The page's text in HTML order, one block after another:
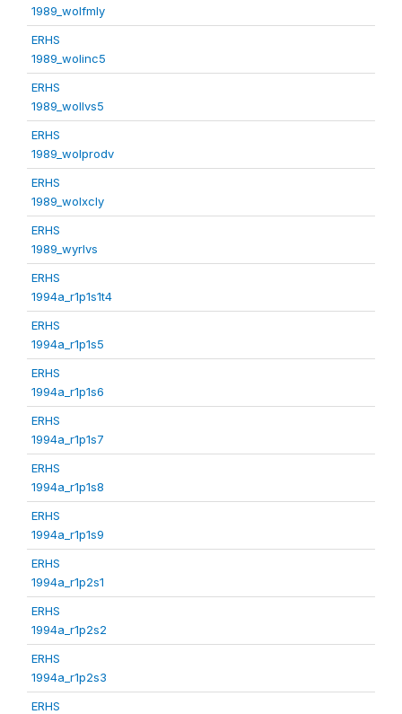
1989_wolfmly
ERHS
1989_wolinc5
ERHS
1989_wollvs5
ERHS
1989_wolprodv
ERHS
1989_wolxcly
ERHS
1989_wyrlvs
ERHS
1994a_r1p1s1t4
ERHS
1994a_r1p1s5
ERHS
1994a_r1p1s6
ERHS
1994a_r1p1s7
ERHS
1994a_r1p1s8
ERHS
1994a_r1p1s9
ERHS
1994a_r1p2s1
ERHS
1994a_r1p2s2
ERHS
1994a_r1p2s3
ERHS